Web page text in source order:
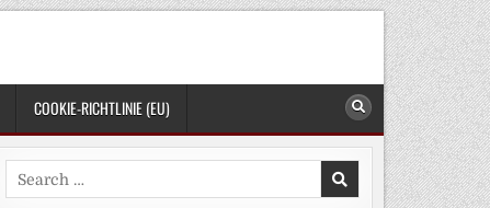
COOKIE-RICHTLINIE (EU)
Search
for: